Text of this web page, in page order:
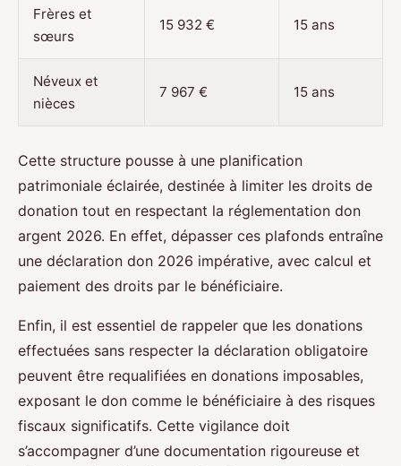
Frères et
sœurs
15 932 € 15 ans
Néveux et
nièces
7 967 € 15 ans
Cette structure pousse à une planification
patrimoniale éclairée, destinée à limiter les droits de
donation tout en respectant la réglementation don
argent 2026. En effet, dépasser ces plafonds entraîne
une déclaration don 2026 impérative, avec calcul et
paiement des droits par le bénéficiaire.
Enfin, il est essentiel de rappeler que les donations
effectuées sans respecter la déclaration obligatoire
peuvent être requalifiées en donations imposables,
exposant le don comme le bénéficiaire à des risques
fiscaux significatifs. Cette vigilance doit
s’accompagner d’une documentation rigoureuse et